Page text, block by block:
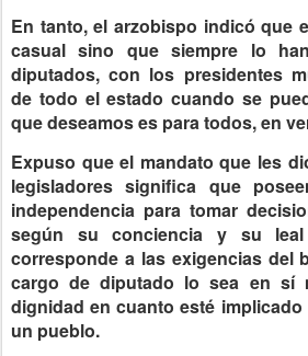
En tanto, el arzobispo indicó que
casual sino que siempre lo
diputados, con los presidentes
de todo el estado cuando se
que deseamos es para todos, en
Expuso que el mandato que les
legisladores significa que
independencia para tomar
según su conciencia y su
corresponde a las exigencias del
cargo de diputado lo sea en sí
dignidad en cuanto esté
un pueblo.